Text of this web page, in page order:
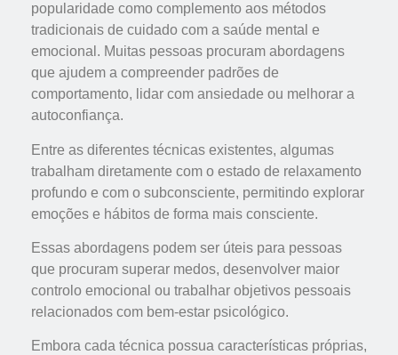
popularidade como complemento aos métodos
tradicionais de cuidado com a saúde mental e
emocional. Muitas pessoas procuram abordagens
que ajudem a compreender padrões de
comportamento, lidar com ansiedade ou melhorar a
autoconfiança.
Entre as diferentes técnicas existentes, algumas
trabalham diretamente com o estado de relaxamento
profundo e com o subconsciente, permitindo explorar
emoções e hábitos de forma mais consciente.
Essas abordagens podem ser úteis para pessoas
que procuram superar medos, desenvolver maior
controlo emocional ou trabalhar objetivos pessoais
relacionados com bem-estar psicológico.
Embora cada técnica possua características próprias,